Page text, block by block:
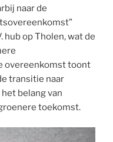
naar de
hub op Tholen, wat de
overeenkomst toont
transitie naar
belang van
toekomst.